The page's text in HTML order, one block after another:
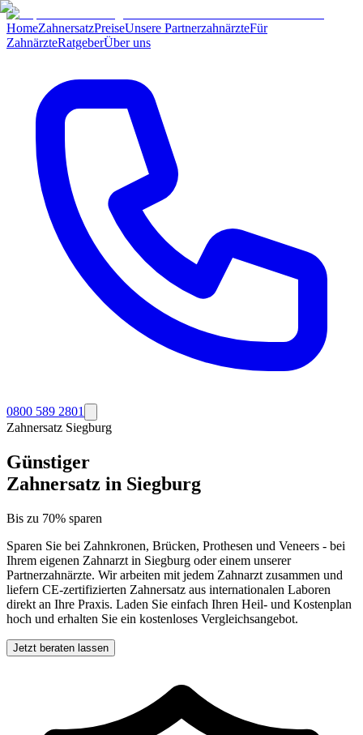
HomeZahnersatzPreiseUnsere PartnerzahnärzteFür
ZahnärzteRatgeberÜber uns
0800 589 2801
Zahnersatz Siegburg
Günstiger
Zahnersatz in Siegburg
Bis zu 70% sparen
Sparen Sie bei Zahnkronen, Brücken, Prothesen und Veneers - bei
Ihrem eigenen Zahnarzt in Siegburg oder einem unserer
Partnerzahnärzte. Wir arbeiten mit jedem Zahnarzt zusammen und
liefern CE-zertifizierten Zahnersatz aus internationalen Laboren
direkt an Ihre Praxis. Laden Sie einfach Ihren Heil- und Kostenplan
hoch und erhalten Sie ein kostenloses Vergleichsangebot.
Jetzt beraten lassen